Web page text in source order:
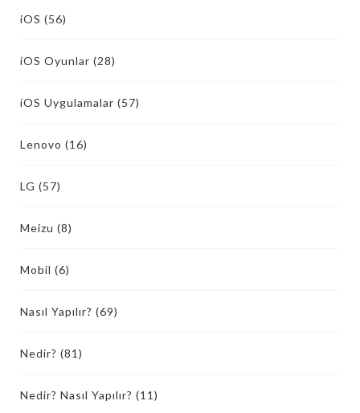
iOS (56)
iOS Oyunlar (28)
iOS Uygulamalar (57)
Lenovo (16)
LG (57)
Meizu (8)
Mobil (6)
Nasıl Yapılır? (69)
Nedir? (81)
Nedir? Nasıl Yapılır? (11)